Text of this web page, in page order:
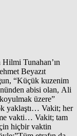
Tunahan’ın
Beyazıt
“Küçük kuzenim
abisi olan, Ali
üzere”
yaklaştı… Vakit; her
vakti… Vakit; tam
hiçbir vaktin